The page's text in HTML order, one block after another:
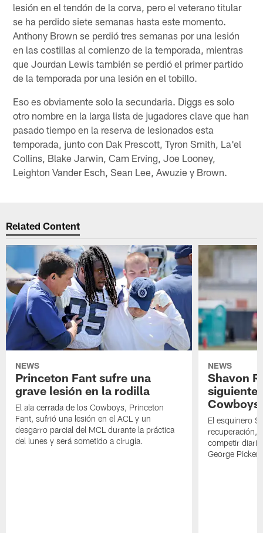
lesión en el tendón de la corva, pero el veterano titular
se ha perdido siete semanas hasta este momento.
Anthony Brown se perdió tres semanas por una lesión
en las costillas al comienzo de la temporada, mientras
que Jourdan Lewis también se perdió el primer partido
de la temporada por una lesión en el tobillo.
Eso es obviamente solo la secundaria. Diggs es solo
otro nombre en la larga lista de jugadores clave que han
pasado tiempo en la reserva de lesionados esta
temporada, junto con Dak Prescott, Tyron Smith, La'el
Collins, Blake Jarwin, Cam Erving, Joe Looney,
Leighton Vander Esch, Sean Lee, Awuzie y Brown.
Related Content
NEWS
Princeton Fant sufre una
grave lesión en la rodilla
El ala cerrada de los Cowboys, Princeton
Fant, sufrió una lesión en el ACL y un
desgarro parcial del MCL durante la práctica
del lunes y será sometido a cirugía.
NEWS
Shavon
siguiente
Cowboys
El esquinero
recuperación,
competir
George